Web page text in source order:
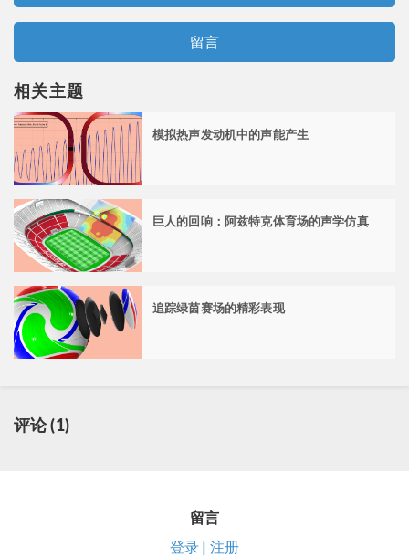
留言
相关主题
模拟热声发动机中的声能产生
巨人的回响：阿兹特克体育场的声学仿真
追踪绿茵赛场的精彩表现
评论 (1)
留言
登录 | 注册